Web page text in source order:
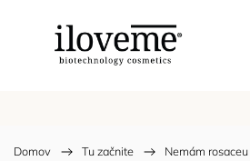
Domov / Tu začnite / Nemám rosaceu